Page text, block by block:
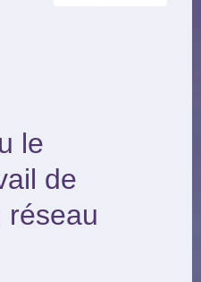
le
de
réseau